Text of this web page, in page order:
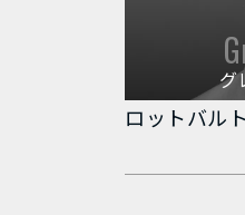
グ
ロットバルト